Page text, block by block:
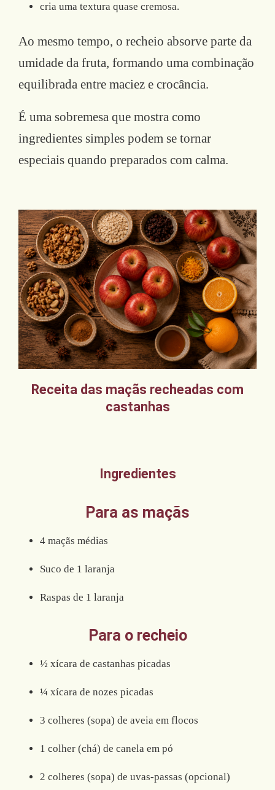
cria uma textura quase cremosa.
Ao mesmo tempo, o recheio absorve parte da
umidade da fruta, formando uma combinação
equilibrada entre maciez e crocância.
É uma sobremesa que mostra como
ingredientes simples podem se tornar
especiais quando preparados com calma.
Receita das maçãs recheadas com
castanhas
Ingredientes
Para as maçãs
4 maçãs médias
Suco de 1 laranja
Raspas de 1 laranja
Para o recheio
½ xícara de castanhas picadas
¼ xícara de nozes picadas
3 colheres (sopa) de aveia em flocos
1 colher (chá) de canela em pó
2 colheres (sopa) de uvas-passas (opcional)